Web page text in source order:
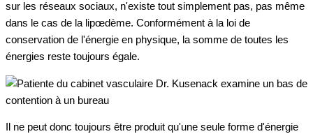
sur les réseaux sociaux, n'existe tout simplement pas, pas même
dans le cas de la lipœdème. Conformément à la loi de
conservation de l'énergie en physique, la somme de toutes les
énergies reste toujours égale.
Il ne peut donc toujours être produit qu'une seule forme d'énergie